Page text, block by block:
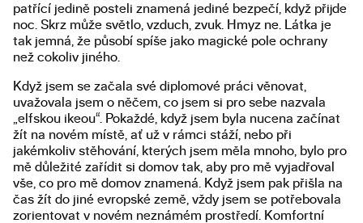
patřící jedině posteli znamená jediné bezpečí, když přijde
noc. Skrz může světlo, vzduch, zvuk. Hmyz ne. Látka je
tak jemná, že působí spíše jako magické pole ochrany
než cokoliv jiného.
Když jsem se začala své diplomové práci věnovat,
uvažovala jsem o něčem, co jsem si pro sebe nazvala
„elfskou ikeou“. Pokaždé, když jsem byla nucena začínat
žít na novém místě, ať už v rámci stáží, nebo při
jakémkoliv stěhování, kterých jsem měla mnoho, bylo pro
mě důležité zařídit si domov tak, aby pro mě vyjadřoval
vše, co pro mě domov znamená. Když jsem pak přišla na
čas žít do jiné evropské země, vždy jsem se potřebovala
zorientovat v novém neznámém prostředí. Komfortní